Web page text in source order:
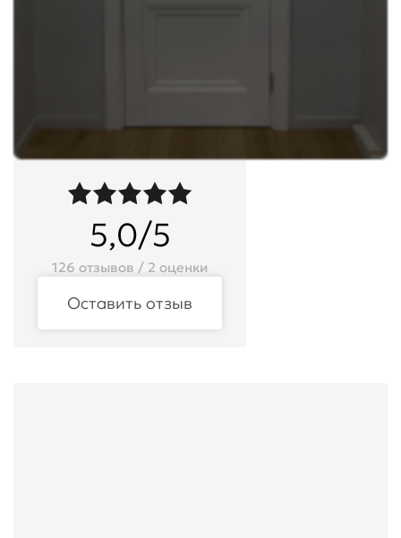
5,0/5
126 отзывов / 2 оценки
Оставить отзыв